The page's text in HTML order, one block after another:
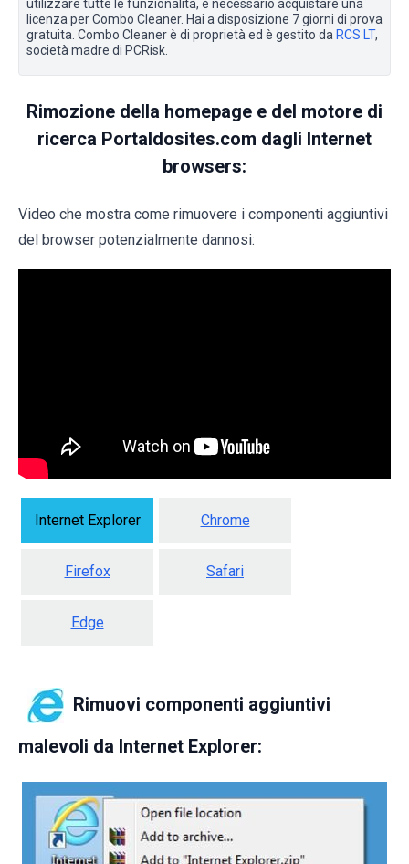
utilizzare tutte le funzionalità, è necessario acquistare una
licenza per Combo Cleaner. Hai a disposizione 7 giorni di prova
gratuita. Combo Cleaner è di proprietà ed è gestito da RCS LT,
società madre di PCRisk.
Rimozione della homepage e del motore di
ricerca Portaldosites.com dagli Internet
browsers:
Video che mostra come rimuovere i componenti aggiuntivi
del browser potenzialmente dannosi:
Internet Explorer Chrome
Firefox Safari
Edge
Rimuovi componenti aggiuntivi
malevoli da Internet Explorer: